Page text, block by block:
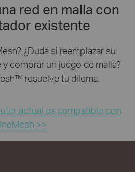
red en malla con
existente
¿Duda si reemplazar su
comprar un juego de malla?
resuelve tu dilema.
actual es compatible con
>>